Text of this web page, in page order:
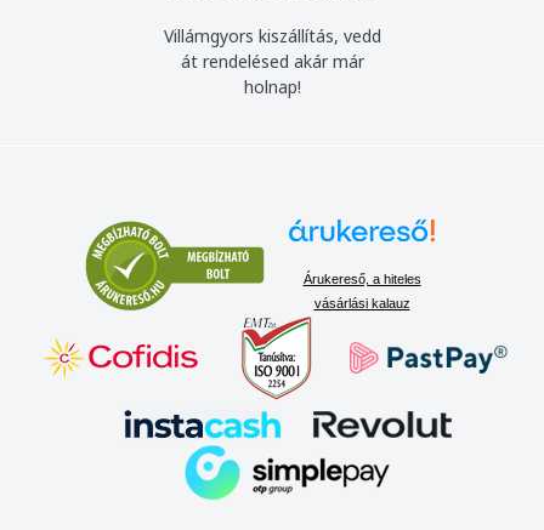
Villámgyors kiszállítás, vedd
át rendelésed akár már
holnap!
Árukereső, a hiteles
vásárlási kalauz